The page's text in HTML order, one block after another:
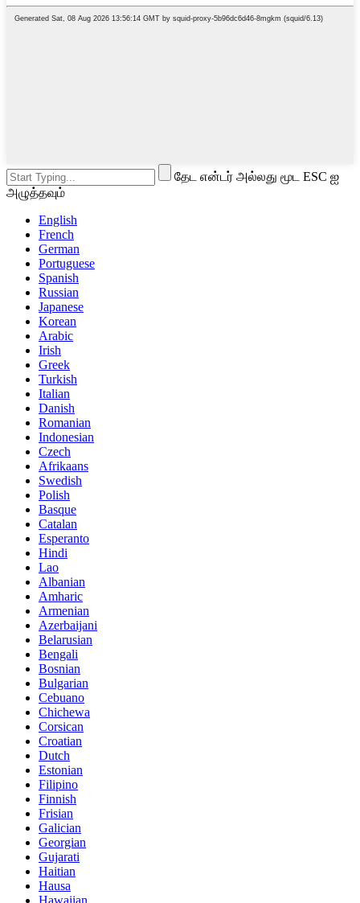
தேட என்டர் அல்லது மூட ESC ஐ
அழுத்தவும்
English
French
German
Portuguese
Spanish
Russian
Japanese
Korean
Arabic
Irish
Greek
Turkish
Italian
Danish
Romanian
Indonesian
Czech
Afrikaans
Swedish
Polish
Basque
Catalan
Esperanto
Hindi
Lao
Albanian
Amharic
Armenian
Azerbaijani
Belarusian
Bengali
Bosnian
Bulgarian
Cebuano
Chichewa
Corsican
Croatian
Dutch
Estonian
Filipino
Finnish
Frisian
Galician
Georgian
Gujarati
Haitian
Hausa